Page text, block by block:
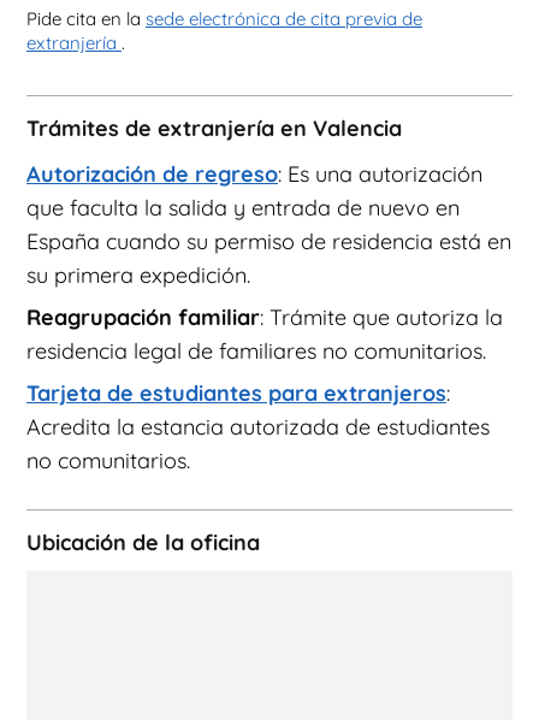
Pide cita en la sede electrónica de cita previa de
extranjería .
Trámites de extranjería en Valencia
Autorización de regreso: Es una autorización
que faculta la salida y entrada de nuevo en
España cuando su permiso de residencia está en
su primera expedición.
Reagrupación familiar: Trámite que autoriza la
residencia legal de familiares no comunitarios.
Tarjeta de estudiantes para extranjeros:
Acredita la estancia autorizada de estudiantes
no comunitarios.
Ubicación de la oficina